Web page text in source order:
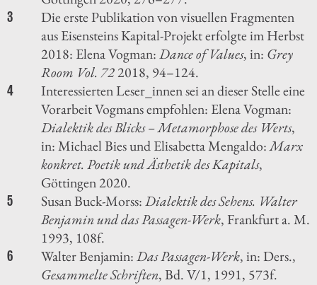
3
Die erste Publikation von visuellen Fragmenten
aus Eisensteins Kapital-Projekt erfolgte im Herbst
2018: Elena Vogman:Dance of Values, in: Grey
Room Vol. 722018, 94–124.
4
Interessierten Leser_innen sei an dieser Stelle eine
Vorarbeit Vogmans empfohlen: Elena Vogman:
Dialektik des Blicks – Metamorphose des Werts,
in: Michael Bies und Elisabetta Mengaldo:Marx
konkret. Poetik und Ästhetik des Kapitals,
Göttingen 2020.
5 Susan Buck-Morss:Dialektik des Sehens. Walter
Benjamin und das Passagen-Werk, Frankfurt a. M.
1993, 108f.
6 Walter Benjamin:Das Passagen-Werk, in: Ders.,
Gesammelte Schriften, Bd. V/1, 1991, 573f.